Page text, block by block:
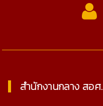
สำนักงานกลาง สอศ.